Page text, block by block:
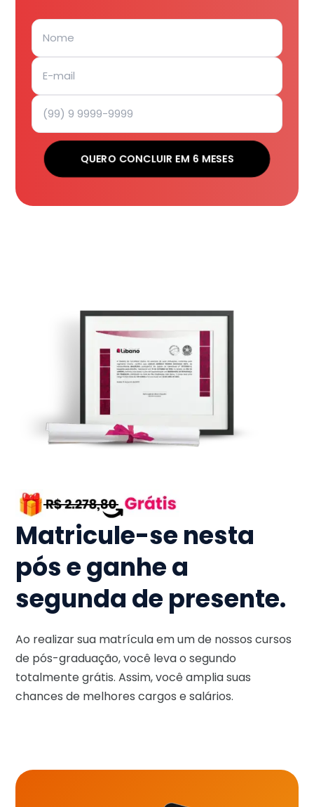
QUERO CONCLUIR EM 6 MESES
Matricule-se nesta
pós e ganhe a
segunda de presente.
Ao realizar sua matrícula em um de nossos cursos
de pós-graduação, você leva o segundo
totalmente grátis. Assim, você amplia suas
chances de melhores cargos e salários.